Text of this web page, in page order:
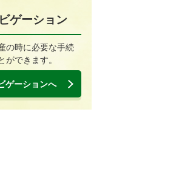
ゲーション
の時に必要な手続
ができます。
ゲーションへ